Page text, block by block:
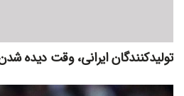
تولیدکنندگان ایرانی، وقت دیده